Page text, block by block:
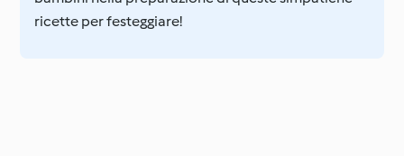
ricette per festeggiare!